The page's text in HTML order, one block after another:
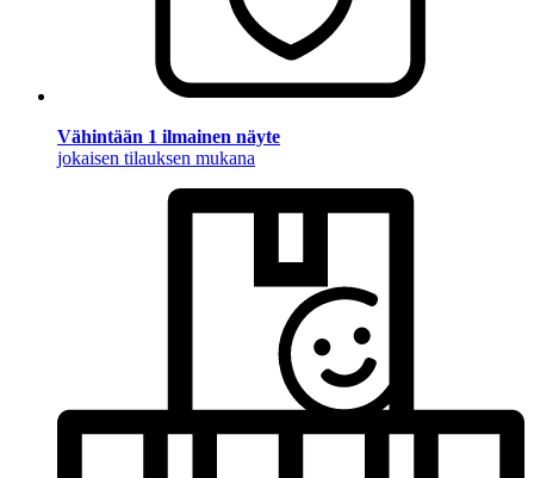
Vähintään 1 ilmainen näyte
jokaisen tilauksen mukana